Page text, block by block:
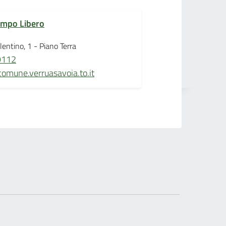
Libero
1 - Piano Terra